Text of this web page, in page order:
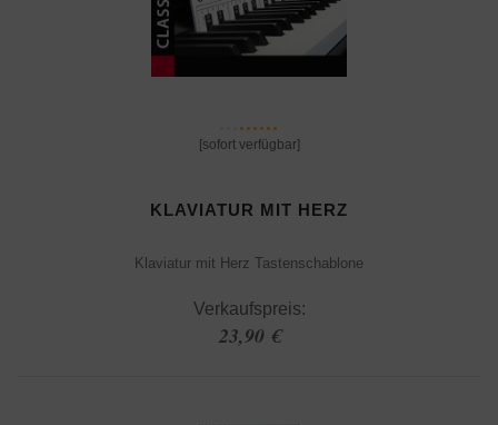
[sofort verfügbar]
KLAVIATUR MIT HERZ
Klaviatur mit Herz Tastenschablone
Verkaufspreis:
23,90 €